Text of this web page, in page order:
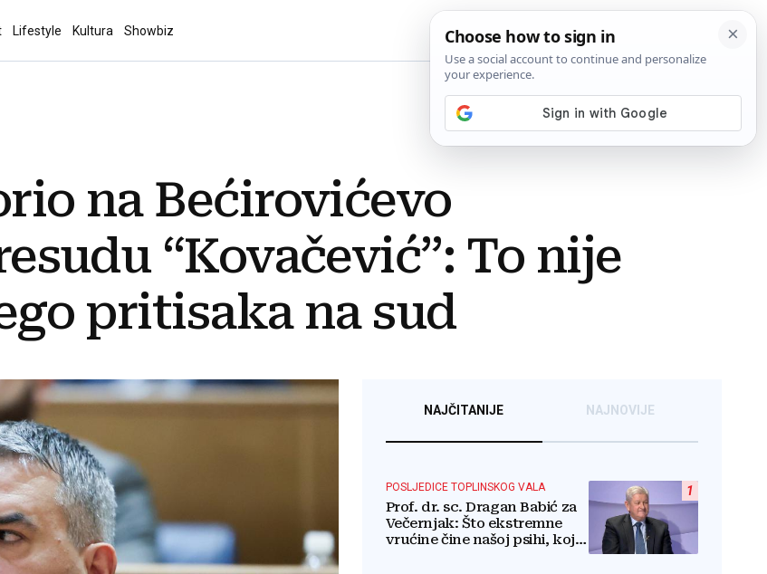
Lifestyle Kultura Showbiz
na Bećirovićevo
“Kovačević”: To nije
pritisaka na sud
NAJČITANIJE NAJNOVIJE
1
POSLJEDICE TOPLINSKOG VALA
Prof. dr. sc. Dragan Babić za
Večernjak: Što ekstremne
vrućine čine našoj psihi, koje